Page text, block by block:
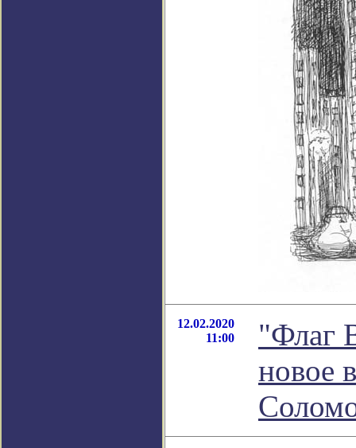
12.02.2020
11:00
"Флаг
новое